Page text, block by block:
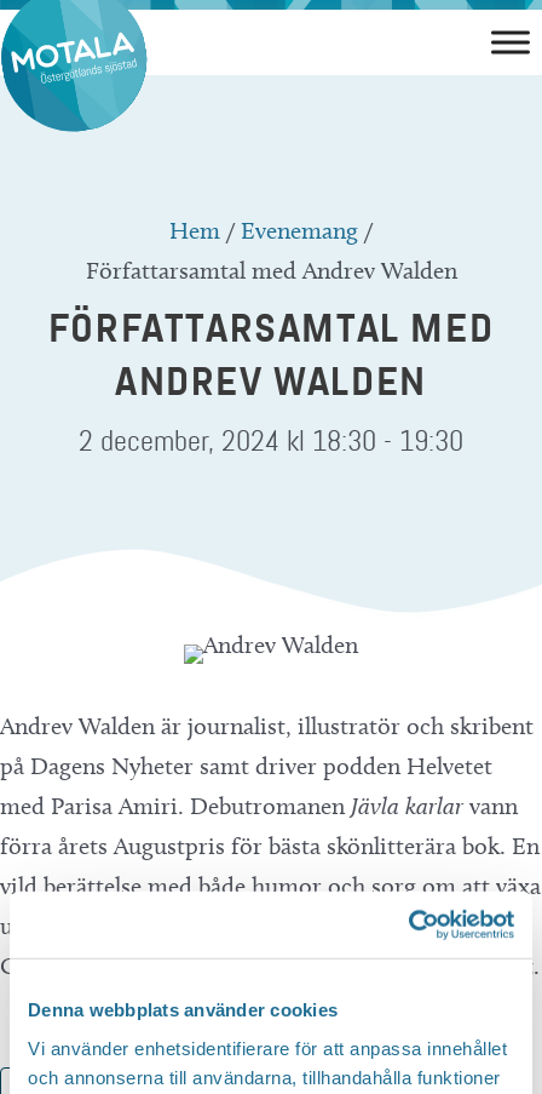
Denna webbplats använder cookies
Vi använder enhetsidentifierare för att anpassa innehållet
och annonserna till användarna, tillhandahålla funktioner
Hoppa
till
innehåll
Hem /Evenemang /
Författarsamtal med Andrev Walden
FÖRFATTARSAMTAL MED
ANDREV WALDEN
2 december, 2024 kl 18:30 - 19:30
Andrev Walden är journalist, illustratör och skribent
på Dagens Nyheter samt driver podden Helvetet
med Parisa Amiri. Debutromanen Jävla karlarvann
förra årets Augustpris för bästa skönlitterära bok. En
vild berättelse med både humor och sorg om att växa
upp i spillrorna av 68-rörelsen. Samtalsledare: Mats
Granberg. Gratisbiljett finns att hämta på biblioteket.